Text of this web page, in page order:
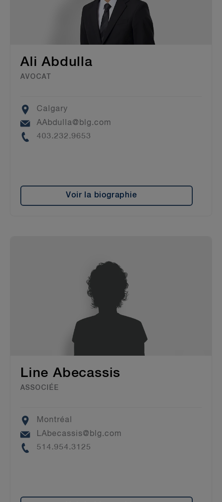
Ali Abdulla
AVOCAT
Location
Calgary
Email
AAbdulla@blg.com
Phone
403.232.9653
Voir la biographie
Line Abecassis
ASSOCIÉE
Location
Montréal
Email
LAbecassis@blg.com
Phone
514.954.3125